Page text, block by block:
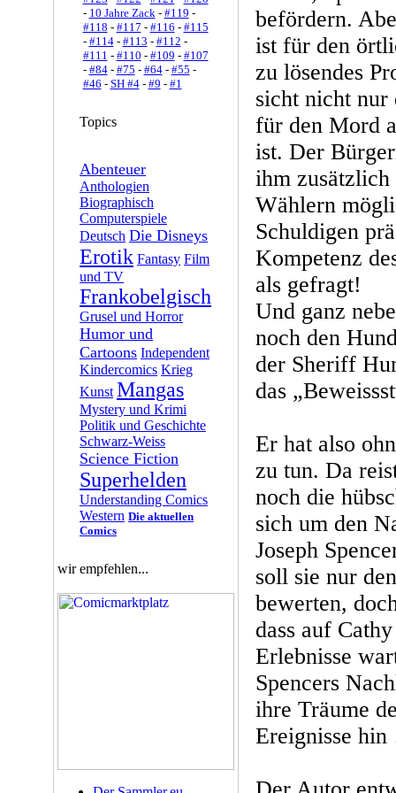
- 10 Jahre Zack- #119 -
#118 - #117 - #116 - #115
- #114- #113 - #112 -
#111 - #110 - #109 - #107
- #84- #75 - #64- #55 -
#46 - SH #4- #9 - #1
Topics
Abenteuer
Anthologien
Biographisch
Computerspiele
Deutsch Die Disneys
Erotik Fantasy Film
und TV
Frankobelgisch
Grusel und Horror
Humor und
Cartoons Independent
Kindercomics Krieg
Kunst Mangas
Mystery und Krimi
Politik und Geschichte
Schwarz-Weiss
Science Fiction
Superhelden
Understanding Comics
Western Die aktuellen
Comics
wir empfehlen...
befördern.
ist für den
zu lösendes
sicht nicht nur
für den Mord
ist. Der
ihm zusätzlich
Wählern
Schuldigen
Kompetenz
als gefragt!
Und ganz
noch den
der Sheriff
das
Er hat also
zu tun. Da
noch die
sich um den
Joseph
soll sie nur
bewerten,
dass auf
Erlebnisse
Spencers
ihre Träume
Ereignisse